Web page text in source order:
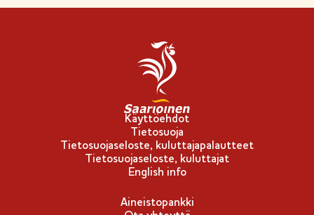
i
p
p
u
-
m
e
r
k
Käyttöehdot
Tietosuoja
Tietosuojaseloste, kuluttajapalautteet
Tietosuojaseloste, kuluttajat
English info
Aineistopankki